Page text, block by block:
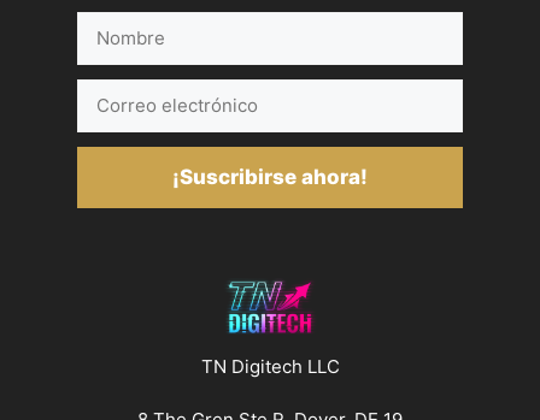
electrónico
¡Suscribirse ahora!
TN Digitech LLC